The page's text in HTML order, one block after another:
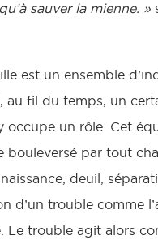
sauver la mienne. »
est un ensemble
au fil du temps, un
occupe un rôle. Cet
bouleversé par tout
deuil,
d’un trouble comme
Le trouble agit alors